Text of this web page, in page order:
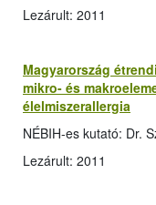
Lezárult: 2011
Magyarország
mikro- és
élelmiszerallergia
NÉBIH-es kutató: Dr.
Lezárult: 2011